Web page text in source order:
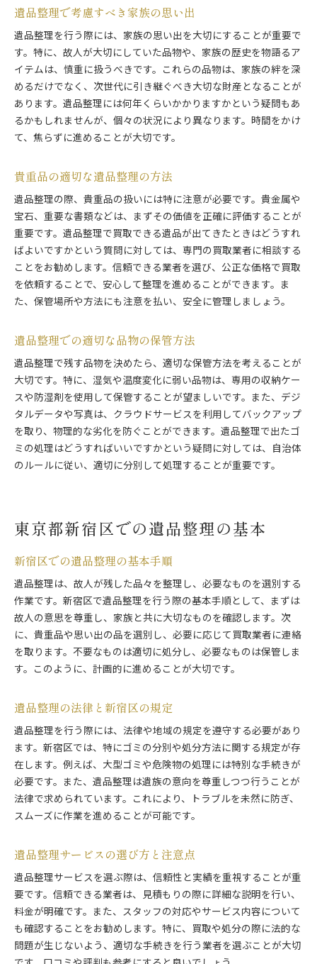
遺品整理で出たゴミの適切な処理法
遺品整理でのゴミ処理の基本
環境に配慮した遺品整理のゴミ処理法
遺品整理で出たゴミの分別方法
ゴミ処理業者の選び方と注意点
遺品整理での適切な廃棄物処理の流れ
市谷八幡町でのゴミ処理の規定と方法
遺品整理で注意すべき法律的側面
遺品整理で避けるべき失敗例
初めての遺品整理で知っておくべきポイント
遺品整理の合間に必要な休息の重要性
遺品整理での時間管理のコツ
家族の負担を減らす遺品整理の方法
家族の負担を軽減する遺品整理の進め方
家族の負担を考慮した遺品整理計画
遺品整理で家族をサポートする方法
家族の負担を減少させる遺品整理のポイント
家族の絆を深めるための遺品整理の意義
遺品整理で考慮すべき家族の思い出
遺品整理を行う際には、家族の思い出を大切にすることが重要で
す。特に、故人が大切にしていた品物や、家族の歴史を物語るア
イテムは、慎重に扱うべきです。これらの品物は、家族の絆を深
めるだけでなく、次世代に引き継ぐべき大切な財産となることが
あります。遺品整理には何年くらいかかりますかという疑問もあ
るかもしれませんが、個々の状況により異なります。時間をかけ
て、焦らずに進めることが大切です。
貴重品の適切な遺品整理の方法
遺品整理の際、貴重品の扱いには特に注意が必要です。貴金属や
宝石、重要な書類などは、まずその価値を正確に評価することが
重要です。遺品整理で買取できる遺品が出てきたときはどうすれ
ばよいですかという質問に対しては、専門の買取業者に相談する
ことをお勧めします。信頼できる業者を選び、公正な価格で買取
を依頼することで、安心して整理を進めることができます。ま
た、保管場所や方法にも注意を払い、安全に管理しましょう。
遺品整理での適切な品物の保管方法
遺品整理で残す品物を決めたら、適切な保管方法を考えることが
大切です。特に、湿気や温度変化に弱い品物は、専用の収納ケー
スや防湿剤を使用して保管することが望ましいです。また、デジ
タルデータや写真は、クラウドサービスを利用してバックアップ
を取り、物理的な劣化を防ぐことができます。遺品整理で出たゴ
ミの処理はどうすればいいですかという疑問に対しては、自治体
のルールに従い、適切に分別して処理することが重要です。
東京都新宿区での遺品整理の基本
新宿区での遺品整理の基本手順
遺品整理は、故人が残した品々を整理し、必要なものを選別する
作業です。新宿区で遺品整理を行う際の基本手順として、まずは
故人の意思を尊重し、家族と共に大切なものを確認します。次
に、貴重品や思い出の品を選別し、必要に応じて買取業者に連絡
を取ります。不要なものは適切に処分し、必要なものは保管しま
す。このように、計画的に進めることが大切です。
遺品整理の法律と新宿区の規定
遺品整理を行う際には、法律や地域の規定を遵守する必要があり
ます。新宿区では、特にゴミの分別や処分方法に関する規定が存
在します。例えば、大型ゴミや危険物の処理には特別な手続きが
必要です。また、遺品整理は遺族の意向を尊重しつつ行うことが
法律で求められています。これにより、トラブルを未然に防ぎ、
スムーズに作業を進めることが可能です。
遺品整理サービスの選び方と注意点
遺品整理サービスを選ぶ際は、信頼性と実績を重視することが重
要です。信頼できる業者は、見積もりの際に詳細な説明を行い、
料金が明確です。また、スタッフの対応やサービス内容について
も確認することをお勧めします。特に、買取や処分の際に法的な
問題が生じないよう、適切な手続きを行う業者を選ぶことが大切